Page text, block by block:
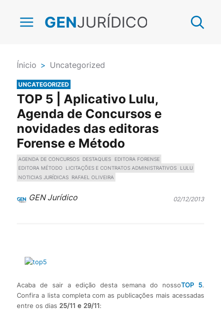
GENJURÍDICO
Ínicio > Uncategorized
UNCATEGORIZED
TOP 5 | Aplicativo Lulu,
Agenda de Concursos e
novidades das editoras
Forense e Método
AGENDA DE CONCURSOS DESTAQUES
EDITORA FORENSE
EDITORA MÉTODO
LICITAÇÕES E CONTRATOS ADMINISTRATIVOS
LULU
NOTICIAS JURÍDICAS
RAFAEL OLIVEIRA
GEN Jurídico 02/12/2013
Acaba de sair a edição desta semana do nossoTOP 5.
Confira a lista completa com as publicações mais acessadas
entre os dias 25/11 e 29/11: